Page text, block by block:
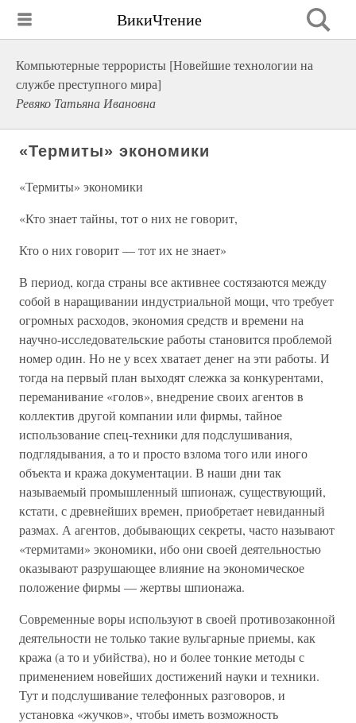
ВикиЧтение
Компьютерные террористы [Новейшие технологии на
службе преступного мира]
Ревяко Татьяна Ивановна
«Термиты» экономики
«Термиты» экономики
«Кто знает тайны, тот о них не говорит,
Кто о них говорит — тот их не знает»
В период, когда страны все активнее состязаются между
собой в наращивании индустриальной мощи, что требует
огромных расходов, экономия средств и времени на
научно-исследовательские работы становится проблемой
номер один. Но не у всех хватает денег на эти работы. И
тогда на первый план выходят слежка за конкурентами,
переманивание «голов», внедрение своих агентов в
коллектив другой компании или фирмы, тайное
использование спец-техники для подслушивания,
подглядывания, а то и просто взлома того или иного
объекта и кража документации. В наши дни так
называемый промышленный шпионаж, существующий,
кстати, с древнейших времен, приобретает невиданный
размах. А агентов, добывающих секреты, часто называют
«термитами» экономики, ибо они своей деятельностью
оказывают разрушающее влияние на экономическое
положение фирмы — жертвы шпионажа.
Современные воры используют в своей противозаконной
деятельности не только такие вульгарные приемы, как
кража (а то и убийства), но и более тонкие методы с
применением новейших достижений науки и техники.
Тут и подслушивание телефонных разговоров, и
установка «жучков», чтобы иметь возможность